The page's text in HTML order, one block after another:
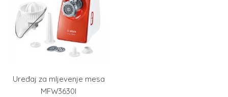
Uređaj za mljevenje mesa
MFW3630I